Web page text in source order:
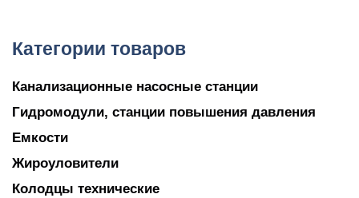
Категории товаров
Канализационные насосные станции
Гидромодули, станции повышения давления
Емкости
Жироуловители
Колодцы технические